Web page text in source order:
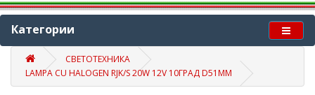
Категории
СВЕТОТЕХНИКА
LAMPA CU HALOGEN RJK/S 20W 12V 10ГРАД D51MM